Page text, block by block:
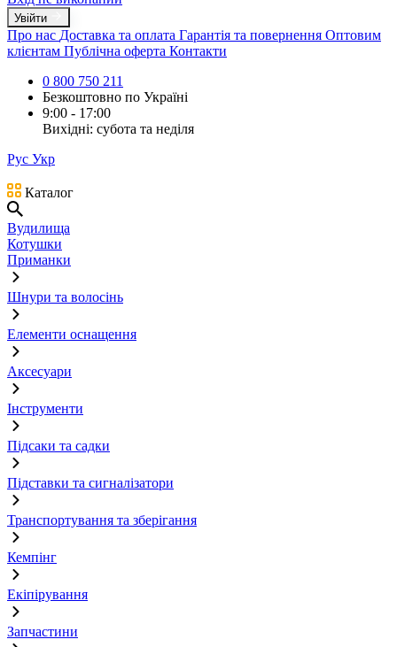
Увійти
Про нас Доставка та оплата Гарантія та повернення Оптовим
клієнтам Публічна оферта Контакти
0 800 750 211
Безкоштовно по Україні
9:00 - 17:00
Вихідні: субота та неділя
Рус Укр
Каталог
Вудилища
Котушки
Приманки
Шнури та волосінь
Елементи оснащення
Аксесуари
Інструменти
Підсаки та садки
Підставки та сигналізатори
Транспортування та зберігання
Кемпінг
Екіпірування
Запчастини